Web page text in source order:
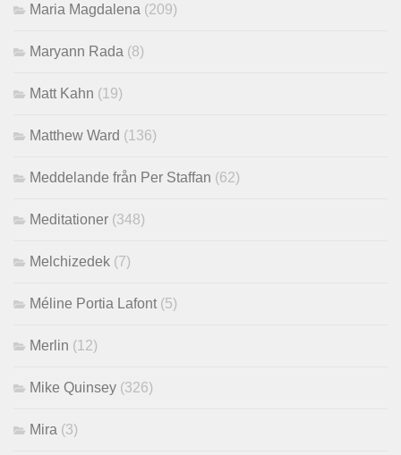
Maria Magdalena (209)
Maryann Rada (8)
Matt Kahn (19)
Matthew Ward (136)
Meddelande från Per Staffan (62)
Meditationer (348)
Melchizedek (7)
Méline Portia Lafont (5)
Merlin (12)
Mike Quinsey (326)
Mira (3)